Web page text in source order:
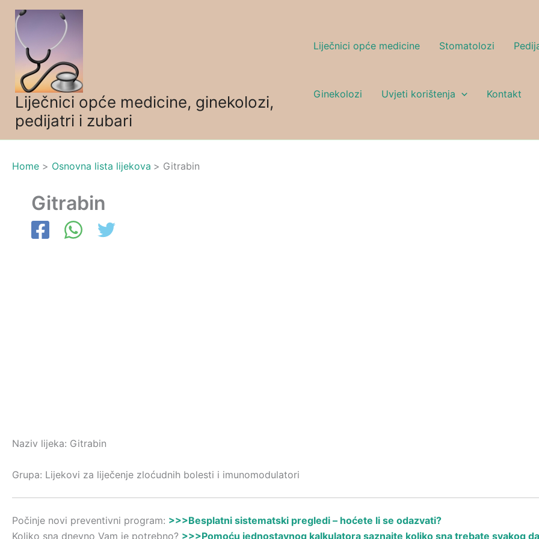
Skip
content
Liječnici opće medicine, ginekolozi,
pedijatri i zubari
Liječnici opće medicine Stomatolozi
Ginekolozi Uvjeti korištenja Kontakt
Home Osnovna lista lijekova Gitrabin
Gitrabin
Naziv lijeka: Gitrabin
Grupa: Lijekovi za liječenje zloćudnih bolesti i imunomodulatori
Počinje novi preventivni program: >>>Besplatni sistematski pregledi – hoćete li se odazvati?
Koliko sna dnevno Vam je potrebno? >>>Pomoću jednostavnog kalkulatora saznajte koliko sna trebate svakog